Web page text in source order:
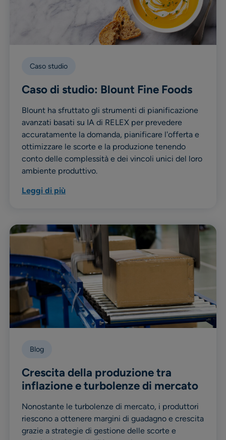
Caso studio
Caso di studio: Blount Fine Foods
Blount ha sfruttato gli strumenti di pianificazione
avanzati basati su IA di RELEX per prevedere
accuratamente la domanda, pianificare l'offerta e
ottimizzare le scorte e la produzione tenendo
conto delle complessità e dei vincoli unici del loro
ambiente produttivo.
Leggi di più
Blog
Crescita della produzione tra
inflazione e turbolenze di mercato
Nonostante le turbolenze di mercato, i produttori
riescono a ottenere margini di guadagno e crescita
grazie a strategie di gestione delle scorte e